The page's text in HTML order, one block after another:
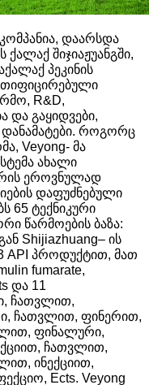
დაარსდა
შიჯიაჟუანგში,
პეკინის
R&D,
და გაყიდვები,
დანამატები. როგორც
Veyong- მა
ახალი
ეროვნულად
დაფუძნებული
65 ტექნიკური
წარმოების ბაზა:
Shijiazhuang– ის
API პროდუქტით, მათ
fumarate,
და 11
ჩათვლით,
ჩათვლით, ფინერით,
ფინალური,
ჩათვლით,
ინექციით,
Ects. Veyong